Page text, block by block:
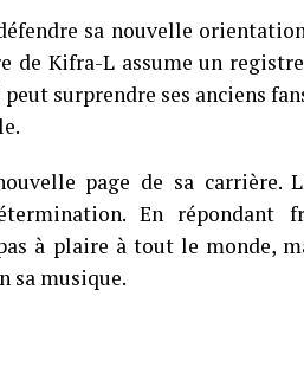
sa nouvelle
de Kifra-L assume un
surprendre ses anciens
page de sa carrière.
En répondant
à plaire à tout le monde,
sa musique.